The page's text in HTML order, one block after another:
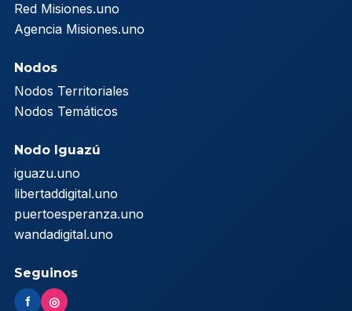
Red Misiones.uno
Agencia Misiones.uno
Nodos
Nodos Territoriales
Nodos Temáticos
Nodo Iguazú
iguazu.uno
libertaddigital.uno
puertoesperanza.uno
wandadigital.uno
Seguinos
f ◎